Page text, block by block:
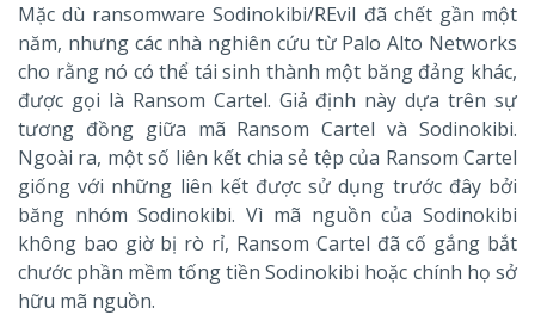
Mặc dù ransomware Sodinokibi/REvil đã chết gần một
năm, nhưng các nhà nghiên cứu từ Palo Alto Networks
cho rằng nó có thể tái sinh thành một băng đảng khác,
được gọi là Ransom Cartel. Giả định này dựa trên sự
tương đồng giữa mã Ransom Cartel và Sodinokibi.
Ngoài ra, một số liên kết chia sẻ tệp của Ransom Cartel
giống với những liên kết được sử dụng trước đây bởi
băng nhóm Sodinokibi. Vì mã nguồn của Sodinokibi
không bao giờ bị rò rỉ, Ransom Cartel đã cố gắng bắt
chước phần mềm tống tiền Sodinokibi hoặc chính họ sở
hữu mã nguồn.